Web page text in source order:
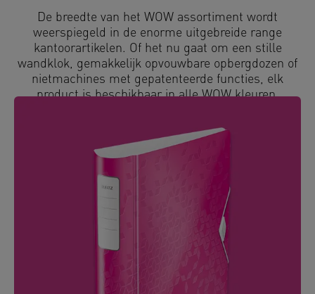
De breedte van het WOW assortiment wordt
weerspiegeld in de enorme uitgebreide range
kantoorartikelen. Of het nu gaat om een stille
wandklok, gemakkelijk opvouwbare opbergdozen of
nietmachines met gepatenteerde functies, elk
product is beschikbaar in alle WOW kleuren.